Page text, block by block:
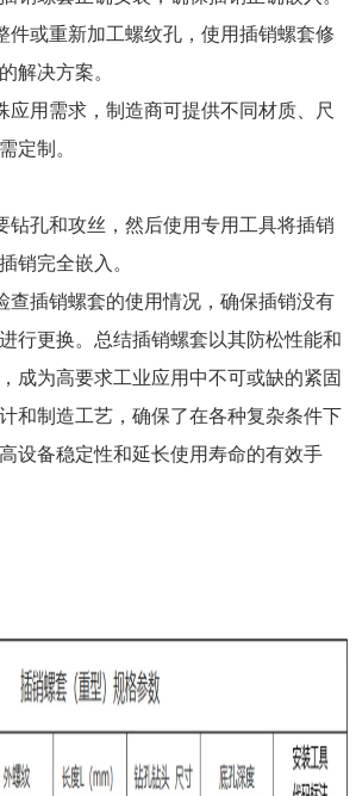
件或重新加工螺纹孔，使用插销螺套修
解决方案。
应用需求，制造商可提供不同材质、尺
定制。
钻孔和攻丝，然后使用专用工具将插销
销完全嵌入。
查插销螺套的使用情况，确保插销没有
行更换。总结插销螺套以其防松性能和
成为高要求工业应用中不可或缺的紧固
和制造工艺，确保了在各种复杂条件下
设备稳定性和延长使用寿命的有效手